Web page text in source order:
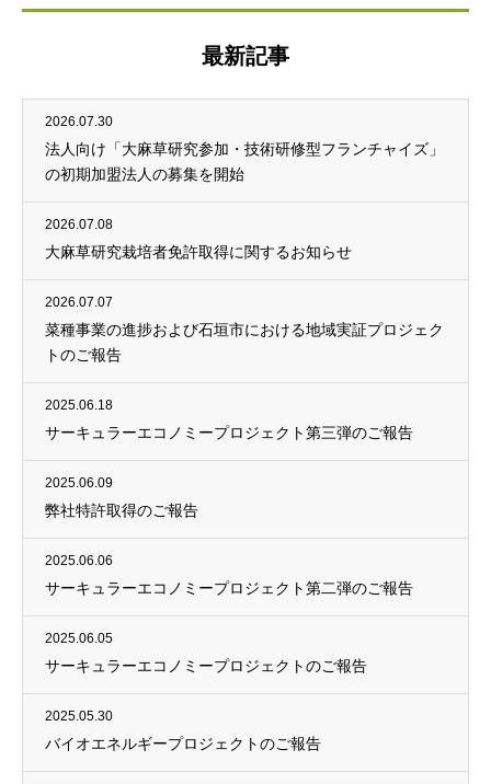
最新記事
2026.07.30
法人向け「大麻草研究参加・技術研修型フランチャイズ」
の初期加盟法人の募集を開始
2026.07.08
大麻草研究栽培者免許取得に関するお知らせ
2026.07.07
菜種事業の進捗および石垣市における地域実証プロジェク
トのご報告
2025.06.18
サーキュラーエコノミープロジェクト第三弾のご報告
2025.06.09
弊社特許取得のご報告
2025.06.06
サーキュラーエコノミープロジェクト第二弾のご報告
2025.06.05
サーキュラーエコノミープロジェクトのご報告
2025.05.30
バイオエネルギープロジェクトのご報告